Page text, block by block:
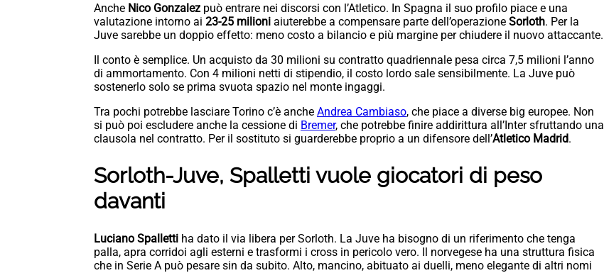
Anche Nico Gonzalez può entrare nei discorsi con l’Atletico. In Spagna il suo profilo piace e una
valutazione intorno ai 23-25 milioni aiuterebbe a compensare parte dell’operazione Sorloth. Per la
Juve sarebbe un doppio effetto: meno costo a bilancio e più margine per chiudere il nuovo attaccante.
Il conto è semplice. Un acquisto da 30 milioni su contratto quadriennale pesa circa 7,5 milioni l’anno
di ammortamento. Con 4 milioni netti di stipendio, il costo lordo sale sensibilmente. La Juve può
sostenerlo solo se prima svuota spazio nel monte ingaggi.
Tra pochi potrebbe lasciare Torino c’è anche Andrea Cambiaso, che piace a diverse big europee. Non
si può poi escludere anche la cessione di Bremer, che potrebbe finire addirittura all’Inter sfruttando una
clausola nel contratto. Per il sostituto si guarderebbe proprio a un difensore dell’Atletico Madrid.
Sorloth-Juve, Spalletti vuole giocatori di peso
davanti
Luciano Spalletti ha dato il via libera per Sorloth. La Juve ha bisogno di un riferimento che tenga
palla, apra corridoi agli esterni e trasformi i cross in pericolo vero. Il norvegese ha una struttura fisica
che in Serie A può pesare sin da subito. Alto, mancino, abituato ai duelli, meno elegante di altri nomi